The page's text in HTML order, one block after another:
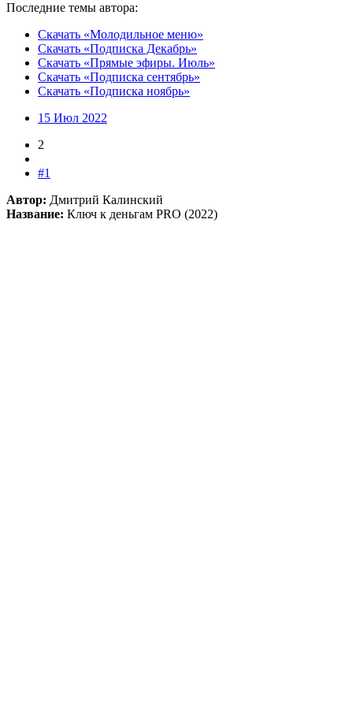
Последние темы автора:
Скачать «Молодильное меню»
Скачать «Подписка Декабрь»
Скачать «Прямые эфиры. Июль»
Скачать «Подписка сентябрь»
Скачать «Подписка ноябрь»
15 Июл 2022
2
#1
Автор: Дмитрий Калинский
Название: Ключ к деньгам PRO (2022)